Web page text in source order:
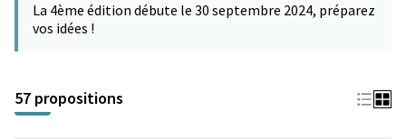
La 4ème édition débute le 30 septembre 2024, préparez
vos idées !
57 propositions